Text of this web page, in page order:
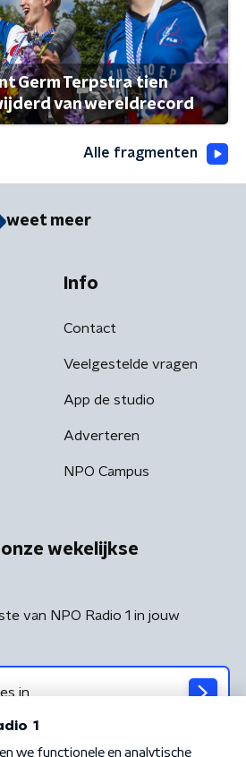
Germ Terpstra tien
van wereldrecord
Alle fragmenten
weet meer
Info
Contact
Veelgestelde vragen
App de studio
Adverteren
NPO Campus
wekelijkse
van NPO Radio 1 in jouw